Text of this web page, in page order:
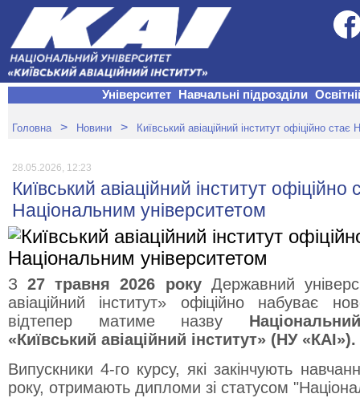
Університет Навчальні підрозділи
Головна > Новини > Київський авіаційний інститут офіційно
28.05.2026, 12:23
Київський авіаційний інститут офіційно
Національним університетом
З27 травня 2026 рокуДержавний
авіаційний інститут» офіційно набуває
відтепер матиме назву
«Київський авіаційний інститут» (НУ «КАІ»).
Випускники 4-го курсу, які закінчують
року, отримають дипломи зі статусом